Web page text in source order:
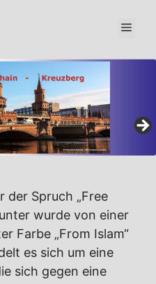
der Spruch „Free
wurde von einer
Farbe „From Islam“
es sich um eine
sich gegen eine